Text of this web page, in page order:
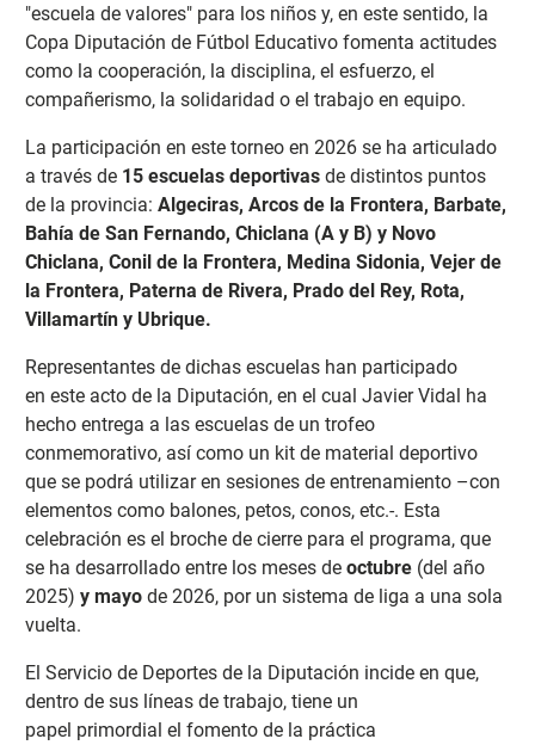
"escuela de valores" para los niños y, en este sentido, la
Copa Diputación de Fútbol Educativo fomenta actitudes
como la cooperación, la disciplina, el esfuerzo, el
compañerismo, la solidaridad o el trabajo en equipo.
La participación en este torneo en 2026 se ha articulado
a través de 15 escuelas deportivasde distintos puntos
de la provincia: Algeciras, Arcos de la Frontera, Barbate,
Bahía de San Fernando, Chiclana (A y B) y Novo
Chiclana, Conil de la Frontera, Medina Sidonia, Vejer de
la Frontera, Paterna de Rivera, Prado del Rey, Rota,
Villamartín y Ubrique.
Representantes de dichas escuelas han participado
en este acto de la Diputación, en el cual Javier Vidal ha
hecho entrega a las escuelas de un trofeo
conmemorativo, así como un kit de material deportivo
que se podrá utilizar en sesiones de entrenamiento –con
elementos como balones, petos, conos, etc.-. Esta
celebración es el broche de cierre para el programa, que
se ha desarrollado entre los meses de octubre (del año
2025) y mayode 2026, por un sistema de liga a una sola
vuelta.
El Servicio de Deportes de la Diputación incide en que,
dentro de sus líneas de trabajo, tiene un
papel primordial el fomento de la práctica